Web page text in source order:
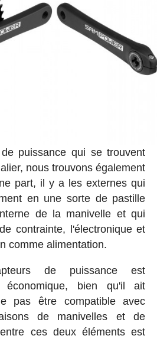
puissance qui se trouvent
nous trouvons également
part, il y a les externes qui
en une sorte de pastille
de la manivelle et qui
contrainte, l'électronique et
comme alimentation.
de puissance est
économique, bien qu'il ait
pas être compatible avec
de manivelles et de
ces deux éléments est